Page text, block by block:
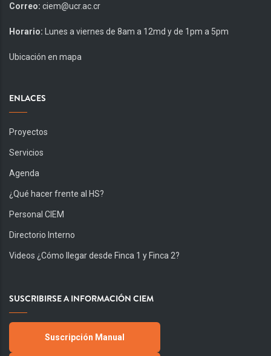
Correo: ciem@ucr.ac.cr
Horario: Lunes a viernes de 8am a 12md y de 1pm a 5pm
Ubicación en mapa
ENLACES
Proyectos
Servicios
Agenda
¿Qué hacer frente al HS?
Personal CIEM
Directorio Interno
Videos ¿Cómo llegar desde Finca 1 y Finca 2?
SUSCRIBIRSE A INFORMACIÓN CIEM
Suscripción Manual